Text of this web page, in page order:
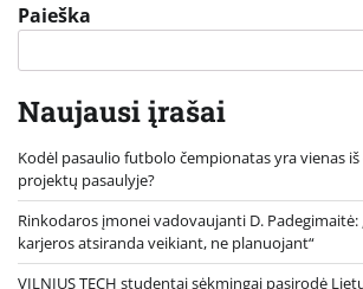
Paieška
Naujausi įrašai
Kodėl pasaulio futbolo čempionatas yra vienas
projektų pasaulyje?
Rinkodaros įmonei vadovaujanti D. Padegimaitė:
karjeros atsiranda veikiant, ne planuojant“
VILNIUS TECH studentai sėkmingai pasirodė